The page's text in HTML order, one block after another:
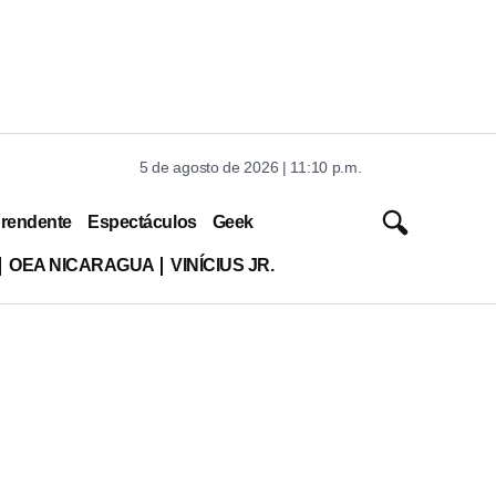
5 de agosto de 2026 | 11:10 p.m.
Espectáculos Geek
OEA NICARAGUA VINÍCIUS JR.